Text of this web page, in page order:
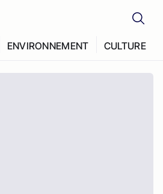
ENVIRONNEMENT CULTURE